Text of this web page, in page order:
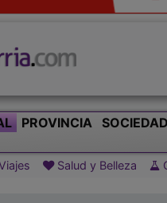
PROVINCIA
Salud y Belleza